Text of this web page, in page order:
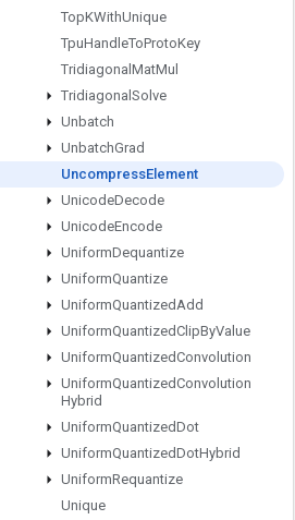
TopKWithUnique
TpuHandleToProtoKey
Tridiagonal MatMul
Tridiagonal Solve
Unbatch
UnbatchGrad
UncompressElement
UnicodeDecode
UnicodeEncode
UniformDequantize
UniformQuantize
UniformQuantizedAdd
UniformQuantizedClipByValue
UniformQuantizedConvolution
UniformQuantizedConvolution
Hybrid
UniformQuantizedDot
UniformQuantizedDotHybrid
UniformRequantize
Unique